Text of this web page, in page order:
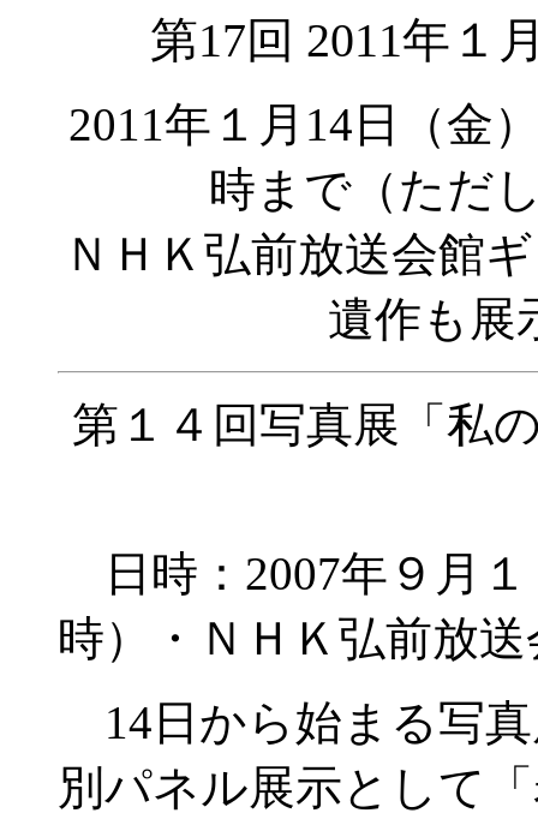
第17回 2011年１
2011年１月14日（金
時まで（ただ
ＮＨＫ弘前放送会館
遺作も展
第１４回写真展「私
日時：2007年９月
時）・ＮＨＫ弘前放
14日から始まる写
別パネル展示として